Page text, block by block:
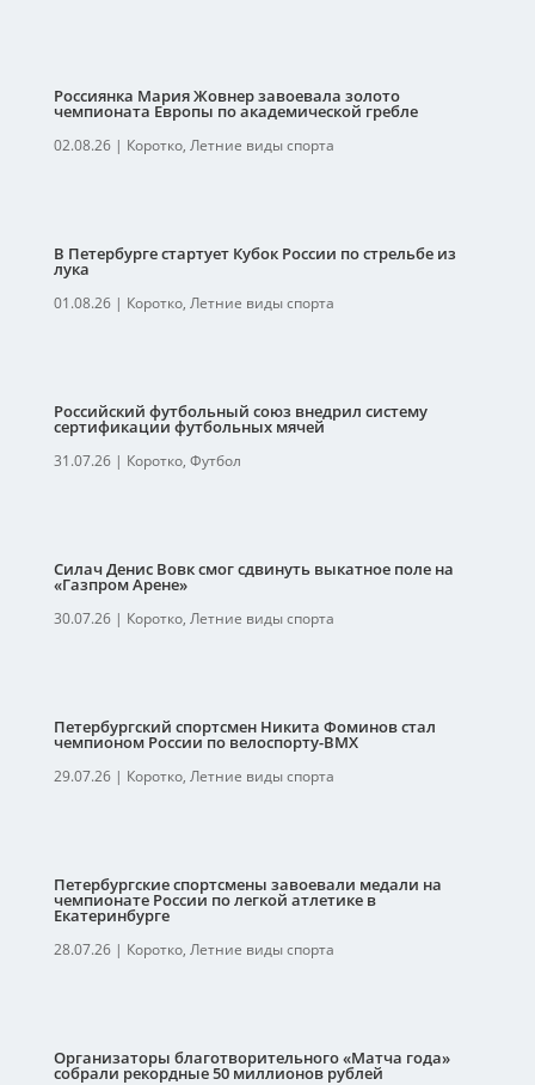
Россиянка Мария Жовнер завоевала золото
чемпионата Европы по академической гребле
02.08.26| Коротко, Летние виды спорта
В Петербурге стартует Кубок России по стрельбе из
лука
01.08.26| Коротко, Летние виды спорта
Российский футбольный союз внедрил систему
сертификации футбольных мячей
31.07.26| Коротко, Футбол
Силач Денис Вовк смог сдвинуть выкатное поле на
«Газпром Арене»
30.07.26| Коротко, Летние виды спорта
Петербургский спортсмен Никита Фоминов стал
чемпионом России по велоспорту-ВМХ
29.07.26| Коротко, Летние виды спорта
Петербургские спортсмены завоевали медали на
чемпионате России по легкой атлетике в
Екатеринбурге
28.07.26| Коротко, Летние виды спорта
Организаторы благотворительного «Матча года»
собрали рекордные 50 миллионов рублей